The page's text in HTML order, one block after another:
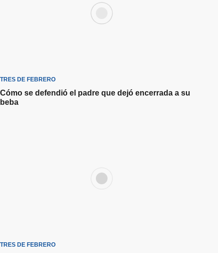
TRES DE FEBRERO
Cómo se defendió el padre que dejó encerrada a su
beba
TRES DE FEBRERO